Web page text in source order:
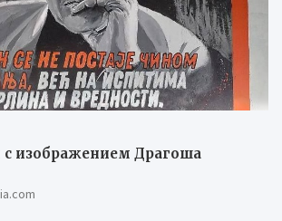
изображением Драгоша